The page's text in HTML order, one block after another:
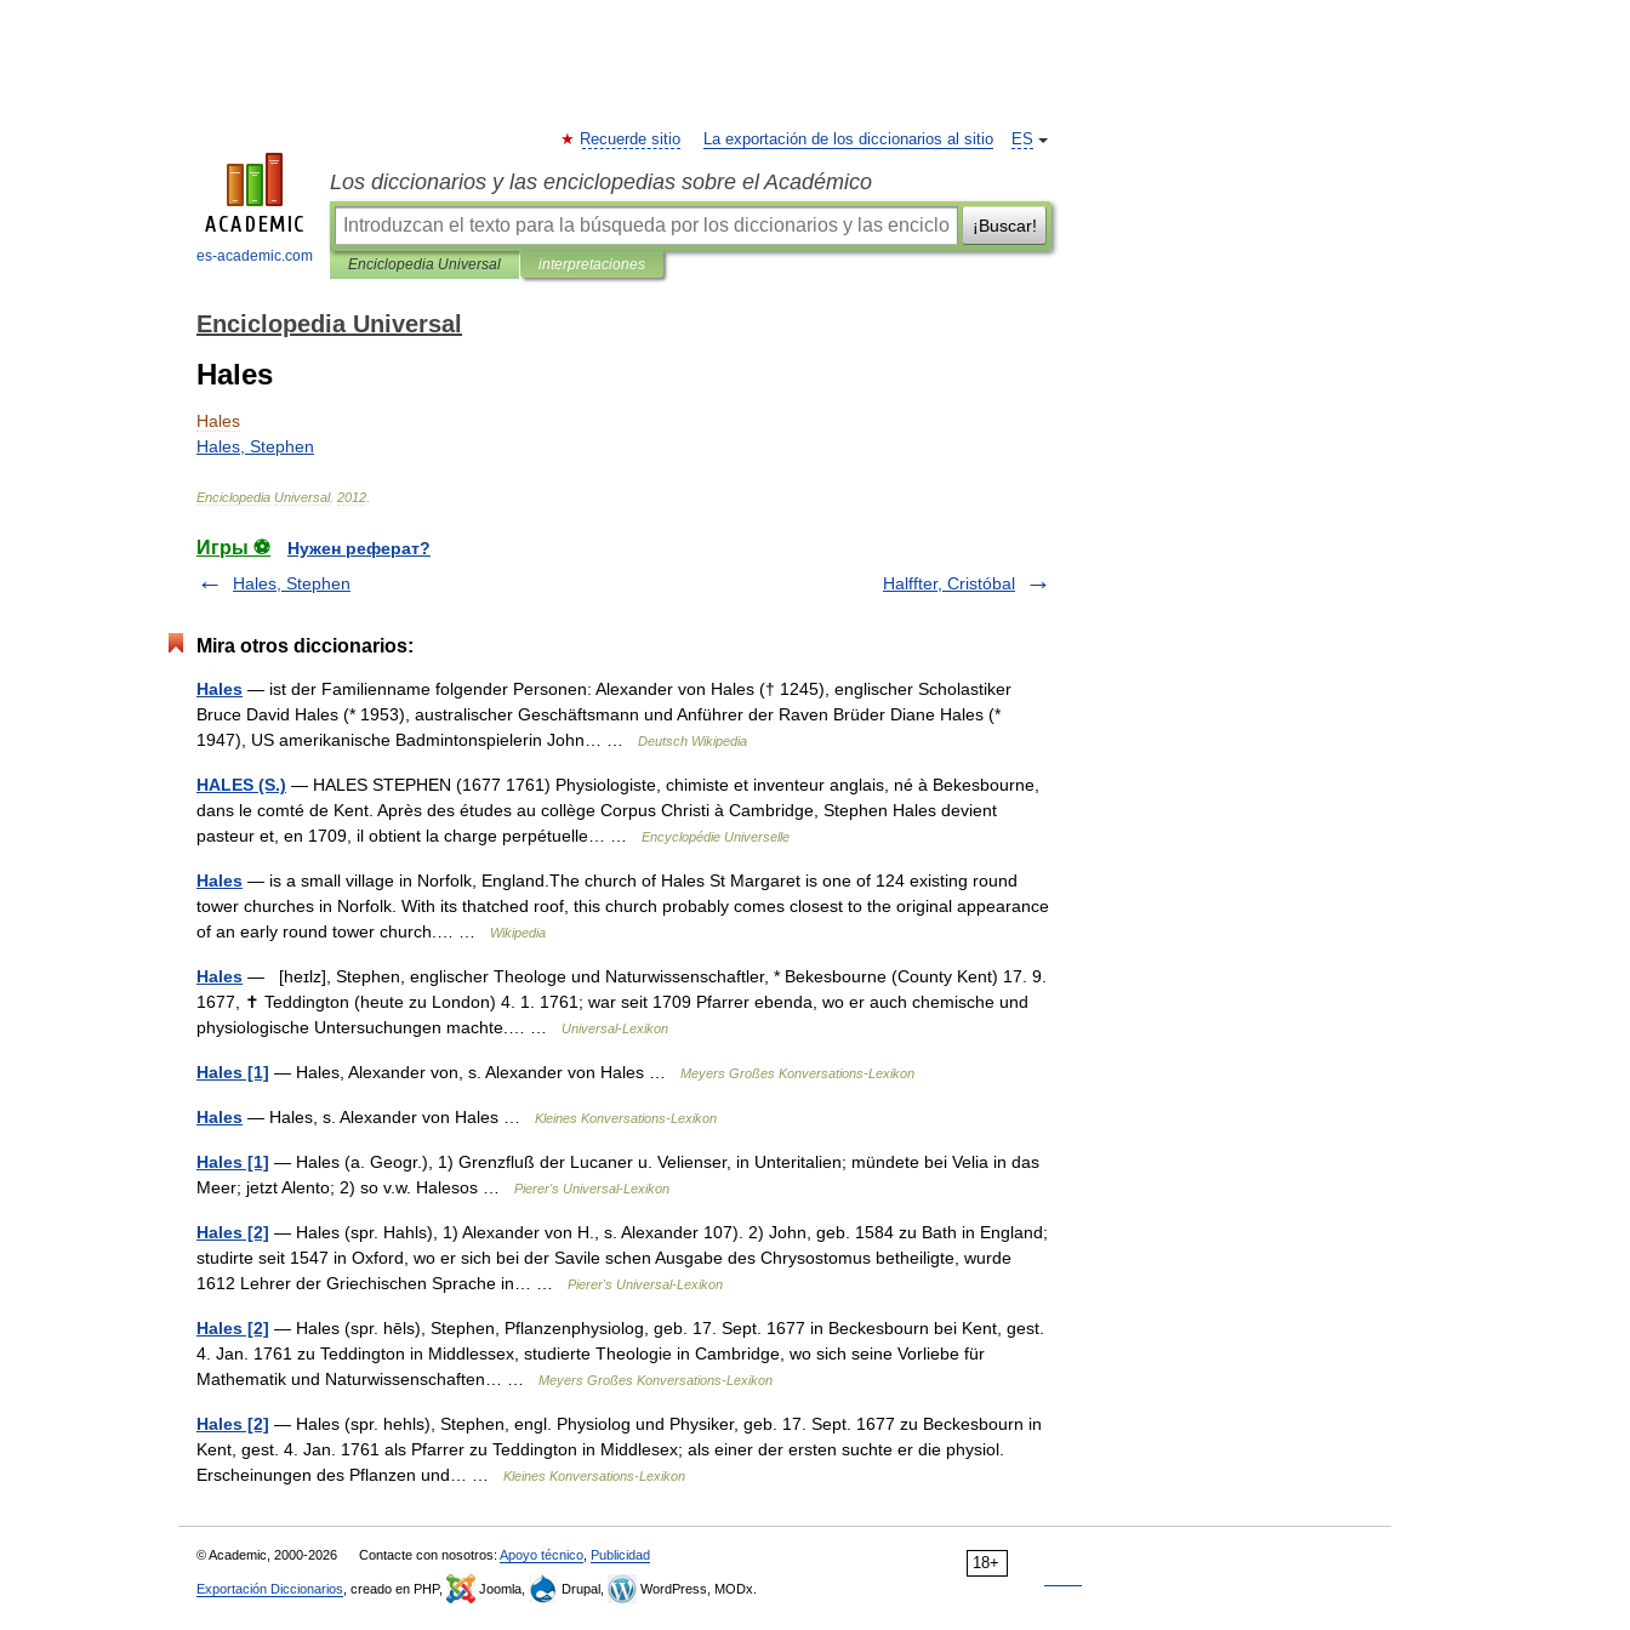
es-academic.com
ES
Recuerde sitio La exportación de los diccionarios al sitio
Los diccionarios y las enciclopedias sobre el Académico
¡Buscar!
Enciclopedia Universal interpretaciones
Enciclopedia Universal
Hales
Hales
Hales Stephen
Enciclopedia Universal. 2012
Игры ⚽
Нужен реферат?
Hales, Stephen
Halffter, Cristóbal
Mira otros diccionarios:
Hales — ist der Familienname folgender Personen: Alexander von Hales († 1245), englischer Scholastiker
Bruce David Hales (* 1953), australischer Geschäftsmann und Anführer der Raven Brüder Diane Hales (*
1947), US amerikanische Badmintonspielerin John… …
Deutsch Wikipedia
HALES (S.) — HALES STEPHEN (1677 1761) Physiologiste, chimiste et inventeur anglais, né à Bekesbourne,
dans le comté de Kent. Après des études au collège Corpus Christi à Cambridge, Stephen Hales devient
pasteur et, en 1709, il obtient la charge perpétuelle… …
Encyclopédie Universelle
Hales — is a small village in Norfolk, England.The church of Hales St Margaret is one of 124 existing round
tower churches in Norfolk. With its thatched roof, this church probably comes closest to the original appearance
of an early round tower church.… …
Wikipedia
Hales — [heɪlz], Stephen, englischer Theologe und Naturwissenschaftler, * Bekesbourne (County Kent) 17. 9.
1677, ✝ Teddington (heute zu London) 4. 1. 1761; war seit 1709 Pfarrer ebenda, wo er auch chemische und
physiologische Untersuchungen machte.… …
Universal-Lexikon
Hales [1] — Hales, Alexander von, s. Alexander von Hales … Meyers Großes Konversations-Lexikon
Hales — Hales, s. Alexander von Hales … Kleines Konversations-Lexikon
Hales [1] — Hales (a. Geogr.), 1) Grenzfluß der Lucaner u. Velienser, in Unteritalien; mündete bei Velia in das
Meer; jetzt Alento; 2) so v.w. Halesos …
Pierer's Universal-Lexikon
Hales [2] — Hales (spr. Hahls), 1) Alexander von H., s. Alexander 107). 2) John, geb. 1584 zu Bath in England;
studirte seit 1547 in Oxford, wo er sich bei der Savile schen Ausgabe des Chrysostomus betheiligte, wurde
1612 Lehrer der Griechischen Sprache in… …
Pierer's Universal-Lexikon
Hales [2] — Hales (spr. hēls), Stephen, Pflanzenphysiolog, geb. 17. Sept. 1677 in Beckesbourn bei Kent, gest.
4. Jan. 1761 zu Teddington in Middlessex, studierte Theologie in Cambridge, wo sich seine Vorliebe für
Mathematik und Naturwissenschaften… …
Meyers Großes Konversations-Lexikon
Hales [2] — Hales (spr. hehls), Stephen, engl. Physiolog und Physiker, geb. 17. Sept. 1677 zu Beckesbourn in
Kent, gest. 4. Jan. 1761 als Pfarrer zu Teddington in Middlesex; als einer der ersten suchte er die physiol.
Erscheinungen des Pflanzen und… …
Kleines Konversations-Lexikon
18+
© Academic, 2000-2026 Contacte con nosotros: Apoyo técnico Publicidad
Exportación Diccionarios , creado en PHP, Joomla, Drupal, WordPress, MODx.